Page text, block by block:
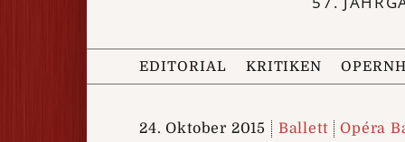
EDITORIAL KRITIKEN
24. Oktober 2015 Ballett Opéra